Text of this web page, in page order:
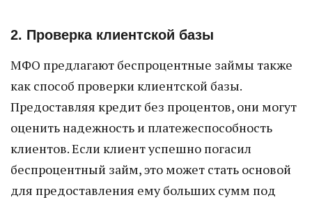
2. Проверка клиентской базы
МФО предлагают беспроцентные займы также
как способ проверки клиентской базы.
Предоставляя кредит без процентов, они могут
оценить надежность и платежеспособность
клиентов. Если клиент успешно погасил
беспроцентный займ, это может стать основой
для предоставления ему больших сумм под